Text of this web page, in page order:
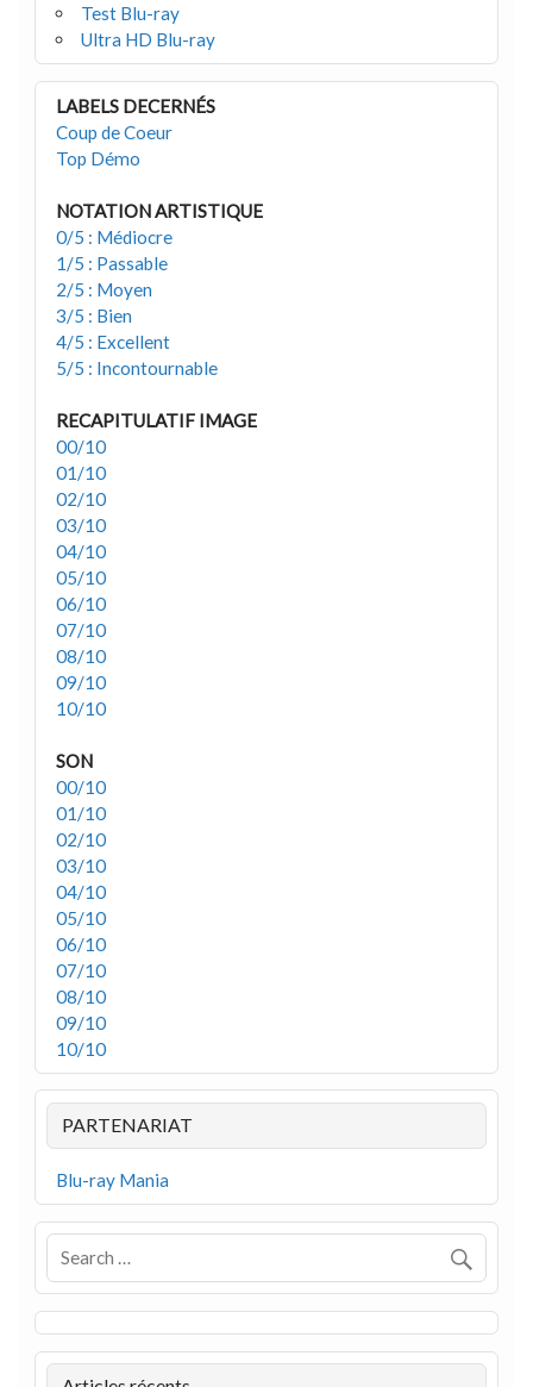
Test Blu-ray
Ultra HD Blu-ray
LABELS DECERNÉS
Coup de Coeur
Top Démo
NOTATION ARTISTIQUE
0/5 : Médiocre
1/5 : Passable
2/5 : Moyen
3/5 : Bien
4/5 : Excellent
5/5 : Incontournable
RECAPITULATIF IMAGE
00/10
01/10
02/10
03/10
04/10
05/10
06/10
07/10
08/10
09/10
10/10
SON
00/10
01/10
02/10
03/10
04/10
05/10
06/10
07/10
08/10
09/10
10/10
PARTENARIAT
Blu-ray Mania